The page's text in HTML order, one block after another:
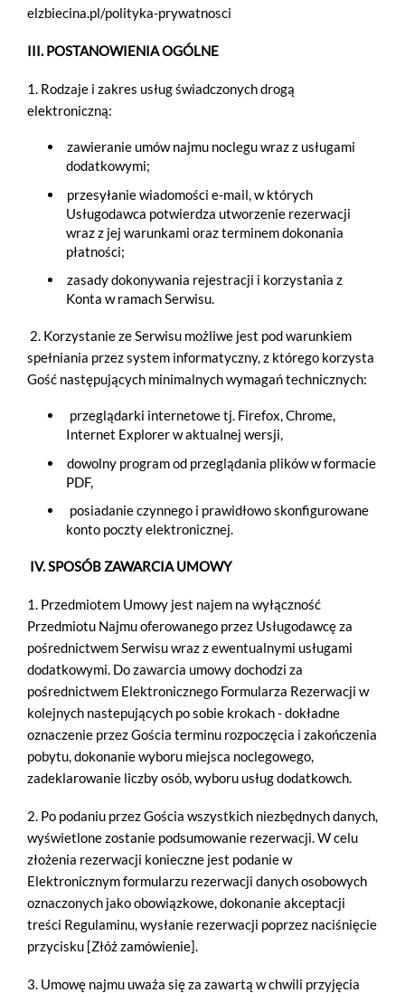
elzbiecina.pl/polityka-prywatnosci
III. POSTANOWIENIA OGÓLNE
1. Rodzaje i zakres usług świadczonych drogą
elektroniczną:
zawieranie umów najmu noclegu wraz z usługami
dodatkowymi;
przesyłanie wiadomości e-mail, w których
Usługodawca potwierdza utworzenie rezerwacji
wraz z jej warunkami oraz terminem dokonania
płatności;
zasady dokonywania rejestracji i korzystania z
Konta w ramach Serwisu.
2. Korzystanie ze Serwisu możliwe jest pod warunkiem
spełniania przez system informatyczny, z którego korzysta
Gość następujących minimalnych wymagań technicznych:
przeglądarki internetowe tj. Firefox, Chrome,
Internet Explorer w aktualnej wersji,
dowolny program od przeglądania plików w formacie
PDF,
posiadanie czynnego i prawidłowo skonfigurowane
konto poczty elektronicznej.
IV. SPOSÓB ZAWARCIA UMOWY
1. Przedmiotem Umowy jest najem na wyłączność
Przedmiotu Najmu oferowanego przez Usługodawcę za
pośrednictwem Serwisu wraz z ewentualnymi usługami
dodatkowymi. Do zawarcia umowy dochodzi za
pośrednictwem Elektronicznego Formularza Rezerwacji w
kolejnych nastepujących po sobie krokach - dokładne
oznaczenie przez Gościa terminu rozpoczęcia i zakończenia
pobytu, dokonanie wyboru miejsca noclegowego,
zadeklarowanie liczby osób, wyboru usług dodatkowch.
2. Po podaniu przez Gościa wszystkich niezbędnych danych,
wyświetlone zostanie podsumowanie rezerwacji. W celu
złożenia rezerwacji konieczne jest podanie w
Elektronicznym formularzu rezerwacji danych osobowych
oznaczonych jako obowiązkowe, dokonanie akceptacji
treści Regulaminu, wysłanie rezerwacji poprzez naciśnięcie
przycisku [Złóż zamówienie].
3. Umowę najmu uważa się za zawartą w chwili przyjęcia